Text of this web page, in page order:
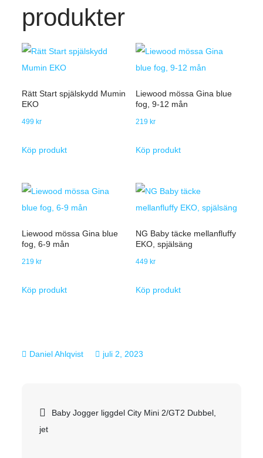
produkter
Rätt Start spjälskydd Mumin
EKO
499 kr
Köp produkt
Liewood mössa Gina blue
fog, 9-12 mån
219 kr
Köp produkt
Liewood mössa Gina blue
fog, 6-9 mån
219kr
Köp produkt
NG Baby täcke mellanfluffy
EKO, spjälsäng
449kr
Köp produkt
juli 2, 2023
Inläggsnavigering
Baby Jogger liggdel City Mini 2/GT2 Dubbel,
jet